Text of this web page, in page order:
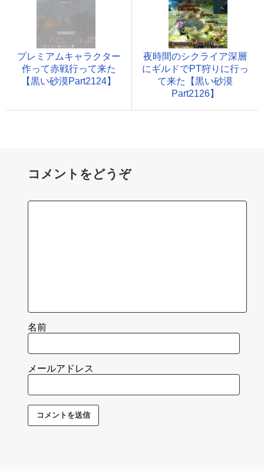
プレミアムキャラクター
作って赤戦行って来た
【黒い砂漠Part2124】
夜時間のシクライア深層
にギルドでPT狩りに行っ
て来た【黒い砂漠
Part2126】
コメントをどうぞ
名前
メールアドレス